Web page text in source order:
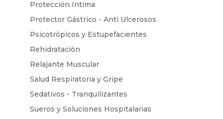
Protección Intima
Protector Gástrico - Anti Ulcerosos
Psicotrópicos y Estupefacientes
Rehidratación
Relajante Muscular
Salud Respiratoria y Gripe
Sedativos - Tranquilizantes
Sueros y Soluciones Hospitalarias